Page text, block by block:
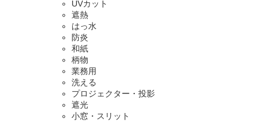
UVカット
遮熱
はっ水
防炎
和紙
柄物
業務用
洗える
プロジェクター・投影
遮光
小窓・スリット